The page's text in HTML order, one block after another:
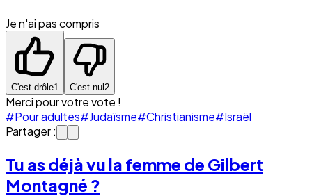
Je n'ai pas compris
C'est drôle1 C'est nul 2
Merci pour votre vote !
#Pour adultes#Judaïsme#Christianisme#Israël
Partager :
Tu as déjà vu la femme de Gilbert
Montagné ?